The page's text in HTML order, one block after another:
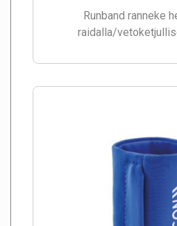
Runband ranneke
raidalla/